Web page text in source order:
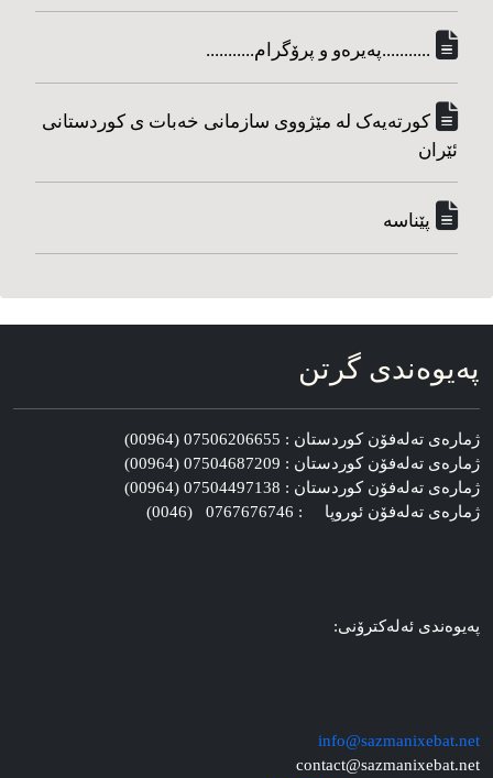
...........په‌یره‌و و پرۆگرام...........
کورته‌یه‌ک له مێژووی سازمانی خه‌بات ی کوردستانی
ئێران
پێناسه‌
په‌یوه‌ندی گرتن
ژماره‌ی ته‌له‌فۆن کوردستان : 07506206655 (00964)
ژماره‌ی ته‌له‌فۆن کوردستان : 07504687209 (00964)
ژماره‌ی ته‌له‌فۆن کوردستان : 07504497138 (00964)
ژماره‌ی ته‌له‌فۆن ئوروپا : 0767676746 (0046)
په‌یوه‌ندی ئه‌له‌کترۆنی:
info@sazmanixebat.net
contact@sazmanixebat.net